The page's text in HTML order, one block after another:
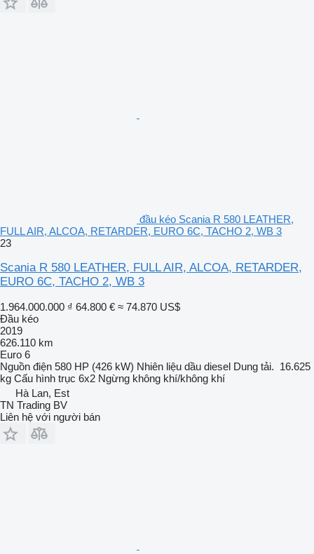
đầu kéo Scania R 580 LEATHER,
FULL AIR, ALCOA, RETARDER, EURO 6C, TACHO 2, WB 3
23
Scania R 580 LEATHER, FULL AIR, ALCOA, RETARDER,
EURO 6C, TACHO 2, WB 3
1.964.000.000 ₫ 64.800 € ≈ 74.870 US$
Đầu kéo
2019
626.110 km
Euro 6
Nguồn điện 580 HP (426 kW) Nhiên liệu dầu diesel Dung tải. 16.625
kg Cấu hình trục 6x2 Ngừng không khí/không khí
Hà Lan, Est
TN Trading BV
Liên hệ với người bán